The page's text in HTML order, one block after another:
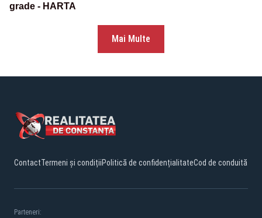
grade - HARTA
Mai Multe
ContactTermeni și condițiiPolitică de confidențialitateCod de conduită
Parteneri: